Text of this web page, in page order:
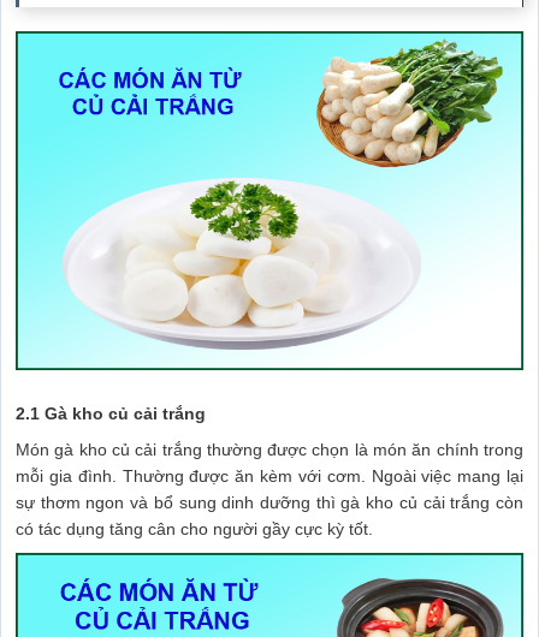
2.1 Gà kho củ cải trắng
Món gà kho củ cải trắng thường được chọn là món ăn chính trong
mỗi gia đình. Thường được ăn kèm với cơm. Ngoài việc mang lại
sự thơm ngon và bổ sung dinh dưỡng thì gà kho củ cải trắng còn
có tác dụng tăng cân cho người gầy cực kỳ tốt.